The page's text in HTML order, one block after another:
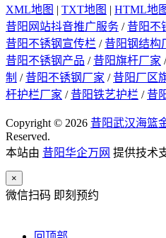
XML地图 | TXT地图 | HTML地
昔阳网站抖音推广服务 / 昔阳不
昔阳不锈钢宣传栏 / 昔阳钢结构
昔阳不锈钢产品 / 昔阳旗杆厂家
制 / 昔阳不锈钢厂家 / 昔阳厂区
杆护栏厂家 / 昔阳铁艺护栏 / 昔
Copyright © 2026 昔阳武汉海篮
Reserved.
本站由 昔阳华企万网 提供技术
×
微信扫码 即刻预约